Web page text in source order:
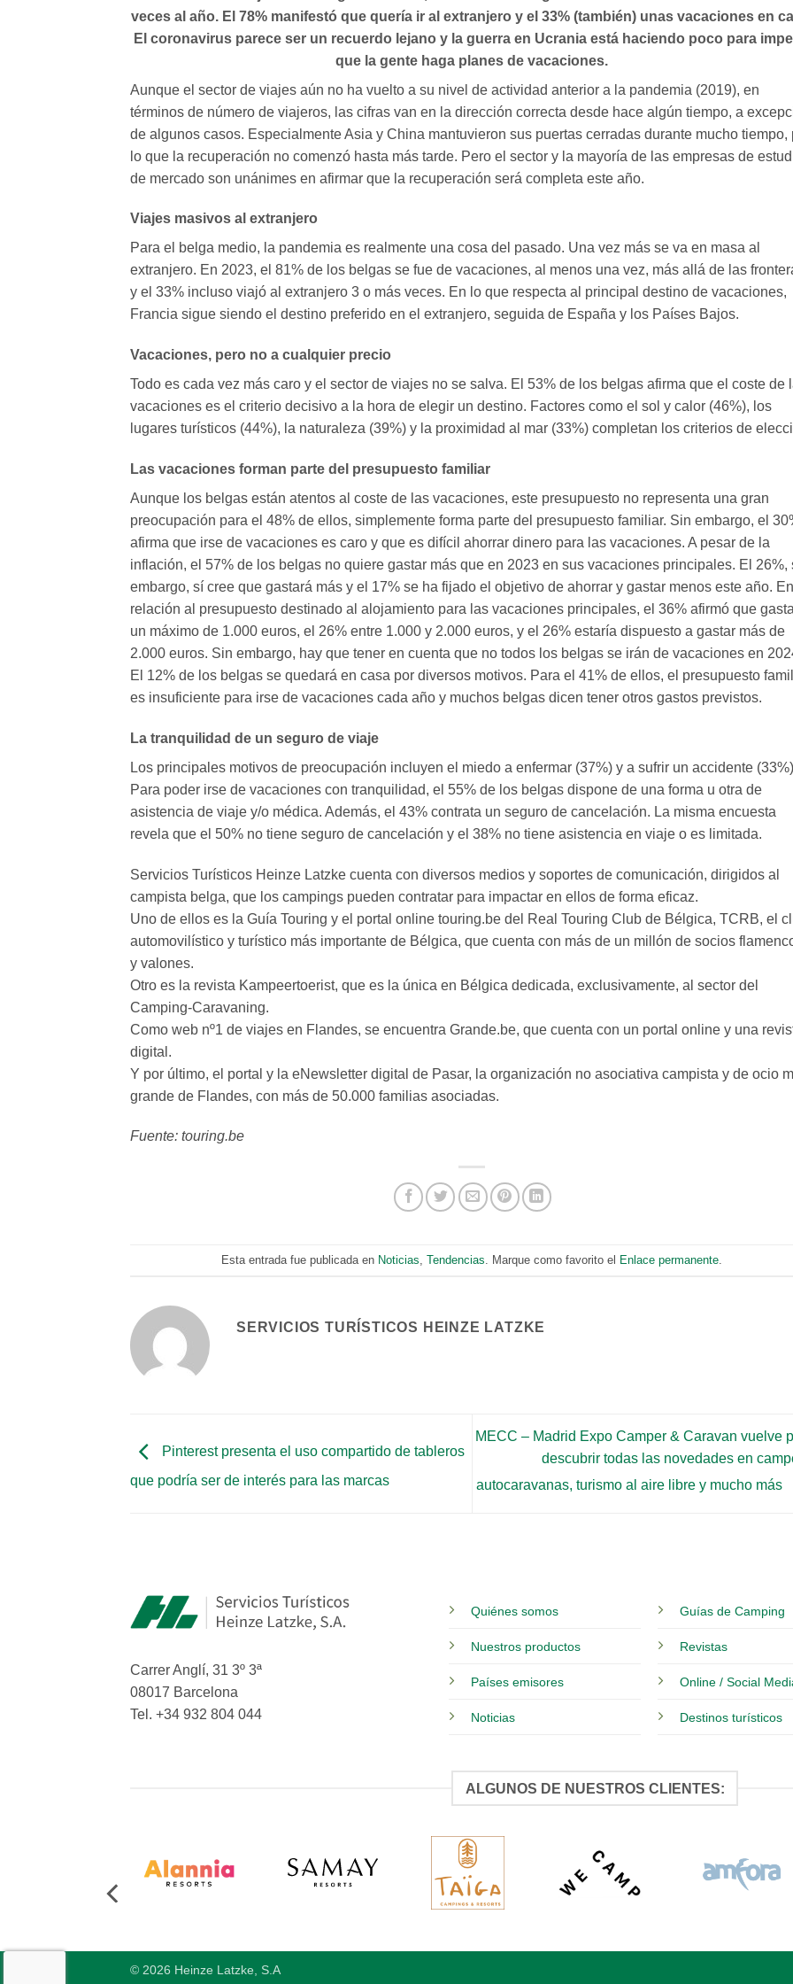
veces al año. El 78% manifestó que quería ir al extranjero y el 33% (también) unas vacaciones en
El coronavirus parece ser un recuerdo lejano y la guerra en Ucrania está haciendo poco para
que la gente haga planes de vacaciones.
Aunque el sector de viajes aún no ha vuelto a su nivel de actividad anterior a la pandemia (2019), en
términos de número de viajeros, las cifras van en la dirección correcta desde hace algún tiempo, a
de algunos casos. Especialmente Asia y China mantuvieron sus puertas cerradas durante mucho tiempo,
lo que la recuperación no comenzó hasta más tarde. Pero el sector y la mayoría de las empresas de
de mercado son unánimes en afirmar que la recuperación será completa este año.
Viajes masivos al extranjero
Para el belga medio, la pandemia es realmente una cosa del pasado. Una vez más se va en masa al
extranjero. En 2023, el 81% de los belgas se fue de vacaciones, al menos una vez, más allá de las
y el 33% incluso viajó al extranjero 3 o más veces. En lo que respecta al principal destino de vacaciones,
Francia sigue siendo el destino preferido en el extranjero, seguida de España y los Países Bajos.
Vacaciones, pero no a cualquier precio
Todo es cada vez más caro y el sector de viajes no se salva. El 53% de los belgas afirma que el coste de
vacaciones es el criterio decisivo a la hora de elegir un destino. Factores como el sol y calor (46%), los
lugares turísticos (44%), la naturaleza (39%) y la proximidad al mar (33%) completan los criterios de
Las vacaciones forman parte del presupuesto familiar
Aunque los belgas están atentos al coste de las vacaciones, este presupuesto no representa una gran
preocupación para el 48% de ellos, simplemente forma parte del presupuesto familiar. Sin embargo, el
afirma que irse de vacaciones es caro y que es difícil ahorrar dinero para las vacaciones. A pesar de la
inflación, el 57% de los belgas no quiere gastar más que en 2023 en sus vacaciones principales. El 26%,
embargo, sí cree que gastará más y el 17% se ha fijado el objetivo de ahorrar y gastar menos este año. En
relación al presupuesto destinado al alojamiento para las vacaciones principales, el 36% afirmó que
un máximo de 1.000 euros, el 26% entre 1.000 y 2.000 euros, y el 26% estaría dispuesto a gastar más de
2.000 euros. Sin embargo, hay que tener en cuenta que no todos los belgas se irán de vacaciones en
El 12% de los belgas se quedará en casa por diversos motivos. Para el 41% de ellos, el presupuesto
es insuficiente para irse de vacaciones cada año y muchos belgas dicen tener otros gastos previstos.
La tranquilidad de un seguro de viaje
Los principales motivos de preocupación incluyen el miedo a enfermar (37%) y a sufrir un accidente
Para poder irse de vacaciones con tranquilidad, el 55% de los belgas dispone de una forma u otra de
asistencia de viaje y/o médica. Además, el 43% contrata un seguro de cancelación. La misma encuesta
revela que el 50% no tiene seguro de cancelación y el 38% no tiene asistencia en viaje o es limitada.
Servicios Turísticos Heinze Latzke cuenta con diversos medios y soportes de comunicación, dirigidos al
campista belga, que los campings pueden contratar para impactar en ellos de forma eficaz.
Uno de ellos es la Guía Touring y el portal online touring.be del Real Touring Club de Bélgica, TCRB, el
automovilístico y turístico más importante de Bélgica, que cuenta con más de un millón de socios
y valones.
Otro es la revista Kampeertoerist, que es la única en Bélgica dedicada, exclusivamente, al sector del
Camping-Caravaning.
Como web nº1 de viajes en Flandes, se encuentra Grande.be, que cuenta con un portal online y una
digital.
Y por último, el portal y la eNewsletter digital de Pasar, la organización no asociativa campista y de ocio
grande de Flandes, con más de 50.000 familias asociadas.
Fuente: touring.be
Esta entrada fue publicada en Noticias ,Tendencias . Marque como favorito el Enlace permanente
SERVICIOS TURÍSTICOS HEINZE LATZKE
Pinterest presenta el uso compartido de tableros
que podría ser de interés para las marcas
MECC – Madrid Expo Camper & Caravan vuelve
descubrir todas las novedades en
autocaravanas, turismo al aire libre y mucho más
Carrer Anglí, 31 3º 3ª
08017 Barcelona
Tel. +34 932 804 044
Quiénes somos
Nuestros productos
Países emisores
Noticias
Guías de Camping
Revistas
Online / Social
Destinos turísticos
ALGUNOS DE NUESTROS CLIENTES:
© 2026 Heinze Latzke, S.A